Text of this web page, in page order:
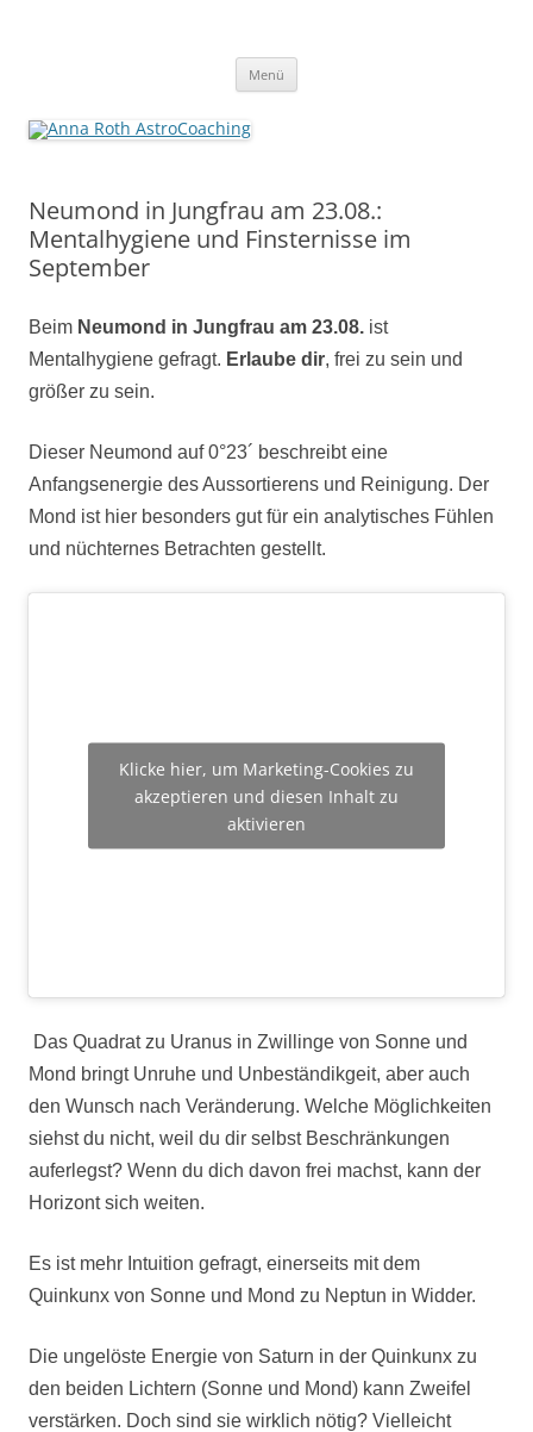
Menü
Neumond in Jungfrau am 23.08.:
Mentalhygiene und Finsternisse im
September
Beim Neumond in Jungfrau am 23.08. ist
Mentalhygiene gefragt. Erlaube dir, frei zu sein und
größer zu sein.
Dieser Neumond auf 0°23´ beschreibt eine
Anfangsenergie des Aussortierens und Reinigung. Der
Mond ist hier besonders gut für ein analytisches Fühlen
und nüchternes Betrachten gestellt.
Klicke hier, um Marketing-Cookies zu
akzeptieren und diesen Inhalt zu
aktivieren
Das Quadrat zu Uranus in Zwillinge von Sonne und
Mond bringt Unruhe und Unbeständikgeit, aber auch
den Wunsch nach Veränderung. Welche Möglichkeiten
siehst du nicht, weil du dir selbst Beschränkungen
auferlegst? Wenn du dich davon frei machst, kann der
Horizont sich weiten.
Es ist mehr Intuition gefragt, einerseits mit dem
Quinkunx von Sonne und Mond zu Neptun in Widder.
Die ungelöste Energie von Saturn in der Quinkunx zu
den beiden Lichtern (Sonne und Mond) kann Zweifel
verstärken. Doch sind sie wirklich nötig? Vielleicht